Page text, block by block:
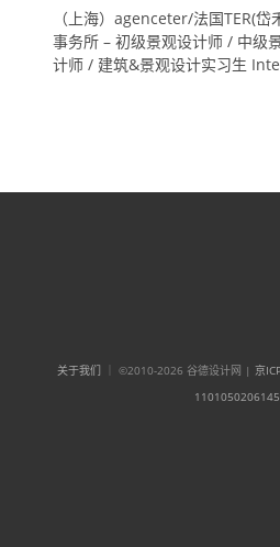
（上海）agenceter/法国TER(
事务所 – 初级景观设计师 / 中级
计师 / 建筑&景观设计实习生
关于我们 ｜ ©2010-2026 谷德设计网 | 京